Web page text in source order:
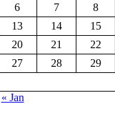
6 7 8
13 14 15
20 21 22
27 28 29
« Jan